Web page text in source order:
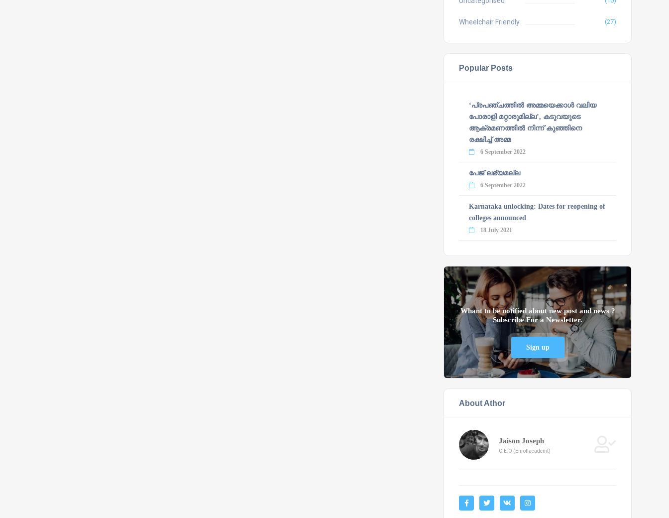
Wheelchair Friendly (27)
Popular Posts
‘പ്രപഞ്ചത്തില്‍ അമ്മയെക്കാള്‍ വലിയ
പോരാളി മറ്റാരുമില്ല’, കടുവയുടെ
ആക്രമണത്തില്‍ നിന്ന് കുഞ്ഞിനെ
രക്ഷിച്ച് അമ്മ
6 September 2022
പേജ് ലഭ്യമല്ല
6 September 2022
Karnataka unlocking: Dates for reopening of
colleges announced
18 July 2021
Whant to be notified about new post and news ?
Subscribe For a Newsletter.
Sign up
About Athor
Jaison Joseph
C.E.O (Enrollacademt)